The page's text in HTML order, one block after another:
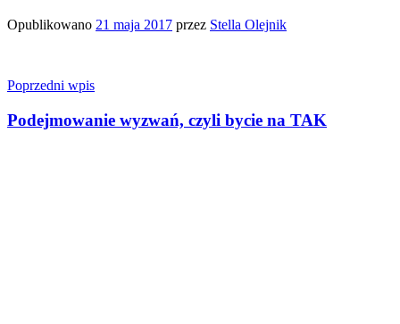
Opublikowano 21 maja 2017 przez Stella Olejnik
Nawigacja
wpisu
Poprzedni wpis
Podejmowanie wyzwań, czyli bycie na TAK